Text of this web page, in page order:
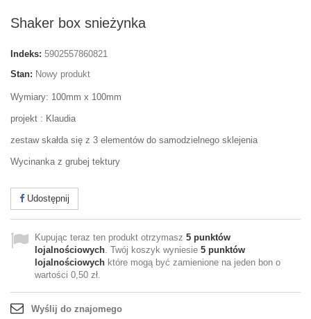
Shaker box snieżynka
Indeks: 5902557860821
Stan: Nowy produkt
Wymiary: 100mm x 100mm
projekt : Klaudia
zestaw skałda się z 3 elementów do samodzielnego sklejenia
Wycinanka z grubej tektury
Udostępnij
Kupując teraz ten produkt otrzymasz 5 punktów
lojalnościowych. Twój koszyk wyniesie 5 punktów
lojalnościowych które mogą być zamienione na jeden bon o
wartości 0,50 zł.
Wyślij do znajomego